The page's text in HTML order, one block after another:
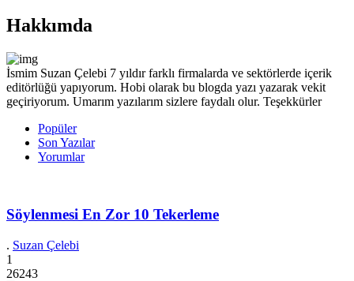
Hakkımda
İsmim Suzan Çelebi 7 yıldır farklı firmalarda ve sektörlerde içerik
editörlüğü yapıyorum. Hobi olarak bu blogda yazı yazarak vekit
geçiriyorum. Umarım yazılarım sizlere faydalı olur. Teşekkürler
Popüler
Son Yazılar
Yorumlar
Söylenmesi En Zor 10 Tekerleme
. Suzan Çelebi
1
26243